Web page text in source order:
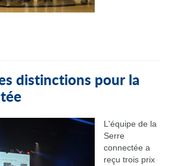
distinctions pour la
L'équipe de la
Serre
connectée a
reçu trois prix